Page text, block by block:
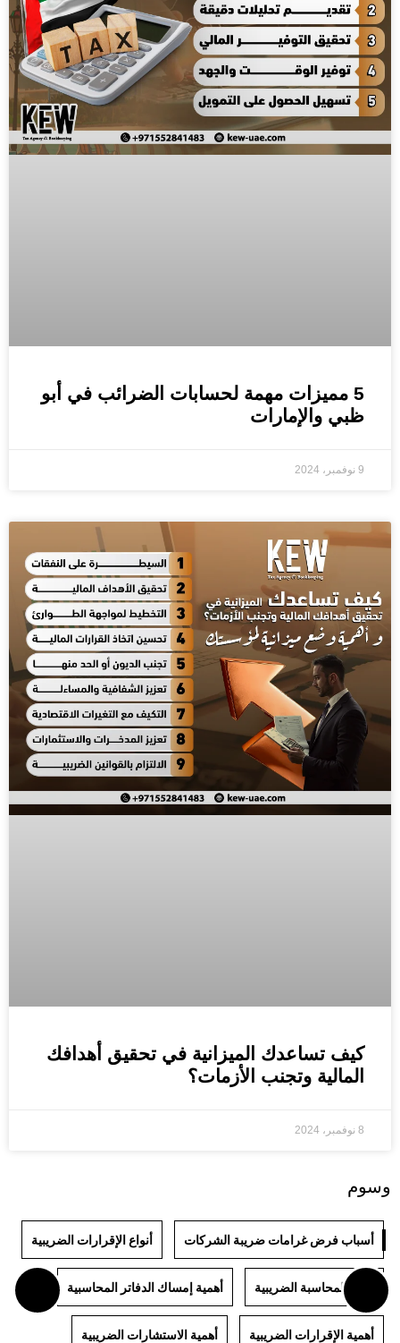
5 مميزات مهمة لحسابات الضرائب في أبو
ظبي والإمارات
9 نوفمبر، 2024
كيف تساعدك الميزانية في تحقيق أهدافك
المالية وتجنب الأزمات؟
8 نوفمبر، 2024
وسوم
أسباب فرض غرامات ضريبة الشركات أنواع الإقرارات الضريبية
أنواع المحاسبة الضريبية أهمية إمساك الدفاتر المحاسبية
أهمية الإقرارات الضريبية أهمية الاستشارات الضريبية